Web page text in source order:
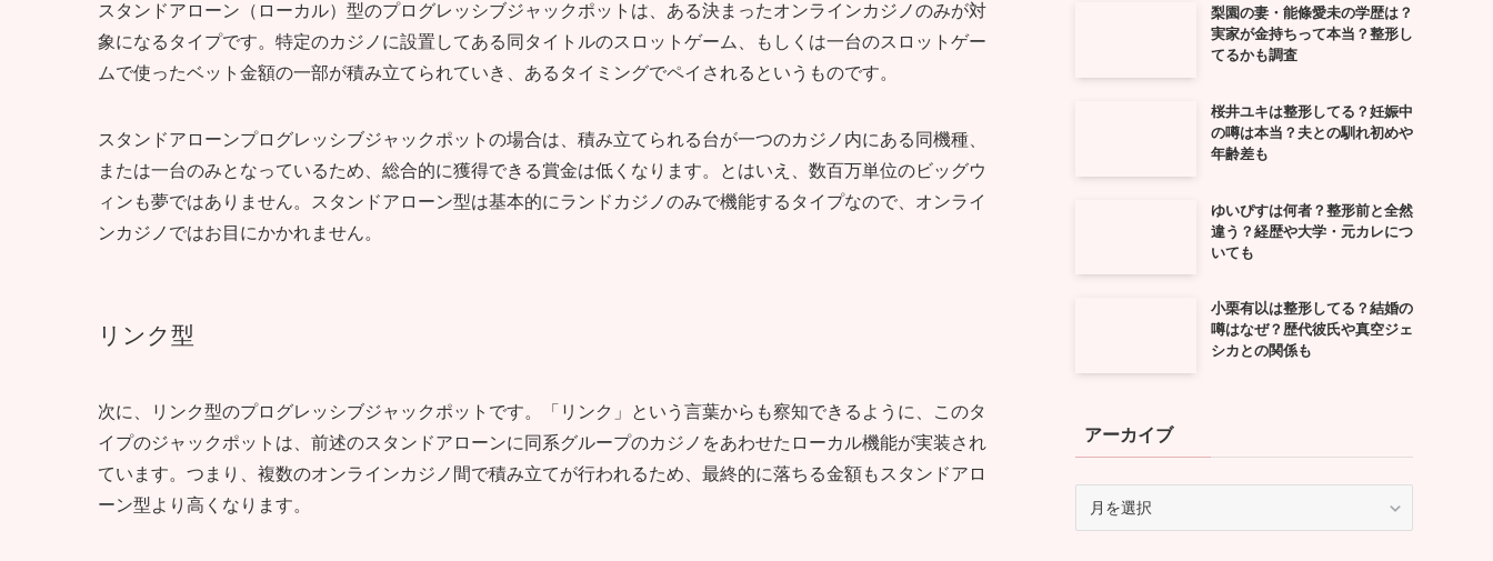
スタンドアローン（ローカル）型のプログレッシブジャックポットは、ある決まったオンラインカジノのみが対
象になるタイプです。特定のカジノに設置してある同タイトルのスロットゲーム、もしくは一台のスロットゲー
ムで使ったベット金額の一部が積み立てられていき、あるタイミングでペイされるというものです。
スタンドアローンプログレッシブジャックポットの場合は、積み立てられる台が一つのカジノ内にある同機種、
または一台のみとなっているため、総合的に獲得できる賞金は低くなります。とはいえ、数百万単位のビッグウ
ィンも夢ではありません。スタンドアローン型は基本的にランドカジノのみで機能するタイプなので、オンライ
ンカジノではお目にかかれません。
リンク型
次に、リンク型のプログレッシブジャックポットです。「リンク」という言葉からも察知できるように、このタ
イプのジャックポットは、前述のスタンドアローンに同系グループのカジノをあわせたローカル機能が実装され
ています。つまり、複数のオンラインカジノ間で積み立てが行われるため、最終的に落ちる金額もスタンドアロ
ーン型より高くなります。
梨園の妻・能條愛未の学歴は？
実家が金持ちって本当？整形し
てるかも調査
桜井ユキは整形してる？妊娠中
の噂は本当？夫との馴れ初めや
年齢差も
ゆいぴすは何者？整形前と全然
違う？経歴や大学・元カレにつ
いても
小栗有以は整形してる？結婚の
噂はなぜ？歴代彼氏や真空ジェ
シカとの関係も
アーカイブ